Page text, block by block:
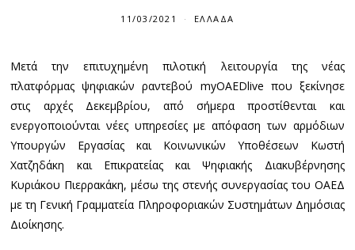
11/03/2021 ΕΛΛΆΔΑ
Μετά την επιτυχημένη πιλοτική λειτουργία της νέας
πλατφόρμας ψηφιακών ραντεβού myOAEDlive που ξεκίνησε
στις αρχές Δεκεμβρίου, από σήμερα προστίθενται και
ενεργοποιούνται νέες υπηρεσίες με απόφαση των αρμόδιων
Υπουργών Εργασίας και Κοινωνικών Υποθέσεων Κωστή
Χατζηδάκη και Επικρατείας και Ψηφιακής Διακυβέρνησης
Κυριάκου Πιερρακάκη, μέσω της στενής συνεργασίας του ΟΑΕΔ
με τη Γενική Γραμματεία Πληροφοριακών Συστημάτων Δημόσιας
Διοίκησης.